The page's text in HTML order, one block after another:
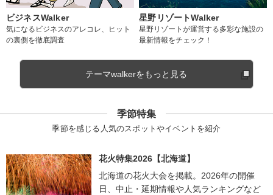
ビジネスWalker
気になるビジネスのアレコレ、ヒット
の裏側を徹底調査
星野リゾートWalker
星野リゾートが運営する多彩な施設の
最新情報をチェック！
テーマwalkerをもっと見る
季節特集
季節を感じる人気のスポットやイベントを紹介
花火特集2026【北海道】
北海道の花火大会を掲載。2026年の開催
日、中止・延期情報や人気ランキングなど